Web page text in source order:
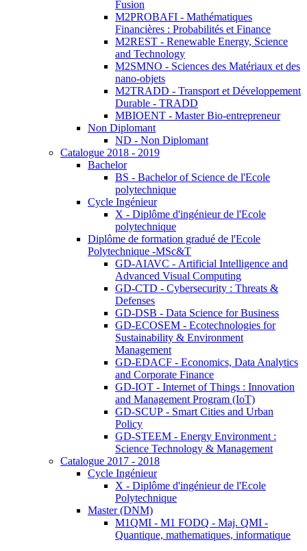
Fusion
M2PROBAFI - Mathématiques
Financières : Probabilités et Finance
M2REST - Renewable Energy, Science
and Technology
M2SMNO - Sciences des Matériaux et des
nano-objets
M2TRADD - Transport et Développement
Durable - TRADD
MBIOENT - Master Bio-entrepreneur
Non Diplomant
ND - Non Diplomant
Catalogue 2018 - 2019
Bachelor
BS - Bachelor of Science de l'Ecole
polytechnique
Cycle Ingénieur
X - Diplôme d'ingénieur de l'Ecole
polytechnique
Diplôme de formation gradué de l'Ecole
Polytechnique -MSc&T
GD-AIAVC - Artificial Intelligence and
Advanced Visual Computing
GD-CTD - Cybersecurity : Threats &
Defenses
GD-DSB - Data Science for Business
GD-ECOSEM - Ecotechnologies for
Sustainability & Environment
Management
GD-EDACF - Economics, Data Analytics
and Corporate Finance
GD-IOT - Internet of Things : Innovation
and Management Program (IoT)
GD-SCUP - Smart Cities and Urban
Policy
GD-STEEM - Energy Environment :
Science Technology & Management
Catalogue 2017 - 2018
Cycle Ingénieur
X - Diplôme d'ingénieur de l'Ecole
Polytechnique
Master (DNM)
M1QMI - M1 FODQ - Maj. QMI -
Quantique, mathematiques, informatique